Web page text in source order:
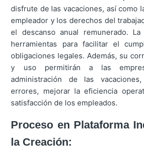
disfrute de las vacaciones, así como
empleador y los derechos del
el descanso anual remunerado. La
herramientas para facilitar el
obligaciones legales. Además, su
y uso permitirán a las
administración de las
errores, mejorar la eficiencia
satisfacción de los empleados.
Proceso en Plataforma
la Creación: